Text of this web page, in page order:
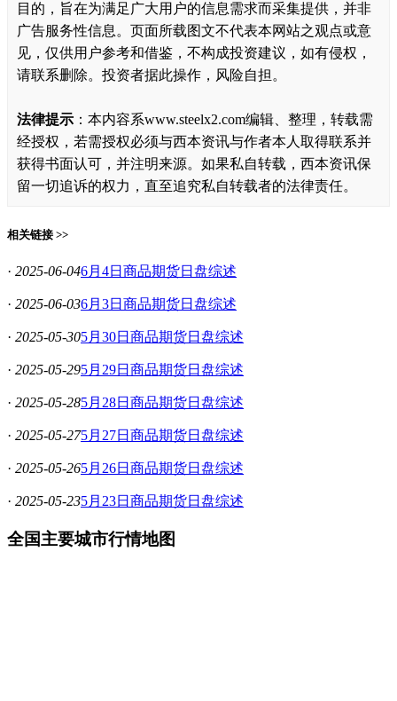
目的，旨在为满足广大用户的信息需求而采集提供，并非
广告服务性信息。页面所载图文不代表本网站之观点或意
见，仅供用户参考和借鉴，不构成投资建议，如有侵权，
请联系删除。投资者据此操作，风险自担。
法律提示 ：本内容系www.steelx2.com编辑、整理，转载需
经授权，若需授权必须与西本资讯与作者本人取得联系并
获得书面认可，并注明来源。如果私自转载，西本资讯保
留一切追诉的权力，直至追究私自转载者的法律责任。
相关链接 >>
· 2025-06-046月4日商品期货日盘综述
· 2025-06-036月3日商品期货日盘综述
· 2025-05-305月30日商品期货日盘综述
· 2025-05-295月29日商品期货日盘综述
· 2025-05-285月28日商品期货日盘综述
· 2025-05-275月27日商品期货日盘综述
· 2025-05-265月26日商品期货日盘综述
· 2025-05-235月23日商品期货日盘综述
全国主要城市行情地图